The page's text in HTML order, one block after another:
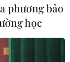
phương bảo
học